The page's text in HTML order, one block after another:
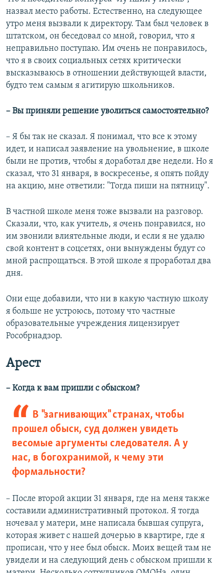
назвал место работы. Естественно, на следующее
утро меня вызвали к директору. Там был человек в
штатском, он беседовал со мной, говорил, что я
неправильно поступаю. Им очень не понравилось,
что я в своих социальных сетях критически
высказываюсь в отношении действующей власти,
будто тем самым я агитирую школьников.
– Вы приняли решение уволиться самостоятельно?
– Я бы так не сказал. Я понимал, что все к этому
идет, и написал заявление на увольнение, в школе
были не против, чтобы я доработал две недели. Но я
сказал, что 31 января, в воскресенье, я опять пойду
на акцию, мне ответили: "Тогда пиши на пятницу".
В частной школе меня тоже вызвали на разговор.
Сказали, что, как учитель, я очень понравился, но
им звонили влиятельные люди, и если я не удалю
свой контент в соцсетях, они вынуждены будут со
мной распрощаться. В этой школе я проработал два
дня.
Они еще добавили, что ни в какую частную школу
я больше не устроюсь, потому что частные
образовательные учреждения лицензирует
Рособрнадзор.
Арест
– Когда к вам пришли с обыском?
В "загнивающих" странах, чтобы
прошел обыск, суд должен увидеть
весомые аргументы следователя. А у
нас, в богохранимой, к чему эти
формальности?
– После второй акции 31 января, где на меня также
составили административный протокол. Я тогда
ночевал у матери, мне написала бывшая супруга,
которая живет с нашей дочерью в квартире, где я
прописан, что у нее был обыск. Моих вещей там не
увидели и на следующий день с обыском пришли к